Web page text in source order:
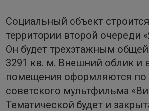
Социальный объект
территории второй очереди
Он будет трехэтажным
3291 кв. м. Внешний облик и
помещения оформляются по
советского мультфильма
Тематической будет и